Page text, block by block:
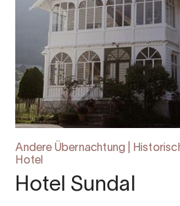
Andere Übernachtung |
Hotel
Hotel Sundal